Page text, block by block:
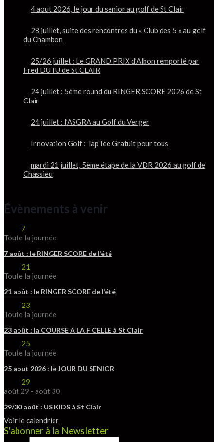
4 aout 2026, le jour du senior au golf de St Clair
28 juillet, suite des rencontres du « Club des 5 » au golf
du Chambon
25/26 juillet : Le GRAND PRIX d’Albon remporté par
Fred DUTU de St CLAIR
24 juillet : 5ème round du RINGER SCORE 2026 de St
Clair
24 juillet : l’ASGRA au Golf du Verger
Innovation Golf : TapTee Gratuit pour tous
mardi 21 juillet, 5ème étape de la VDR 2026 au golf de
Chassieu
Évènements à venir
7
Toute la journée
7 août : le RINGER SCORE de l’été
21
Toute la journée
21 août : le RINGER SCORE de l’été
23
Toute la journée
23 août : la COURSE A LA FICELLE à St Clair
25
Toute la journée
25 aout 2026 : le JOUR DU SENIOR
29
août 29 - août 30
29/30 août : US KIDS à St Clair
Voir le calendrier
S'abonner à la Newsletter